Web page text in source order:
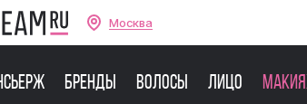
Москва
Бренды Волосы Лицо